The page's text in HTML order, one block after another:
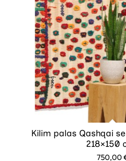
Kilim palas Qashqai
218×150
750,00